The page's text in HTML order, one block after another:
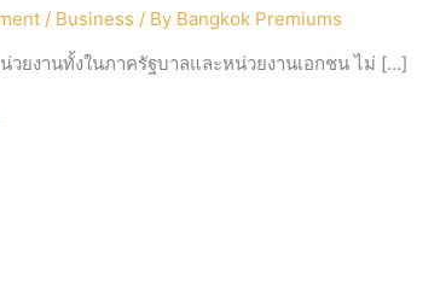
/ Business / By Bangkok Premiums
วยงานทั้งในภาครัฐบาลและหน่วยงานเอกชน ไม่ […]